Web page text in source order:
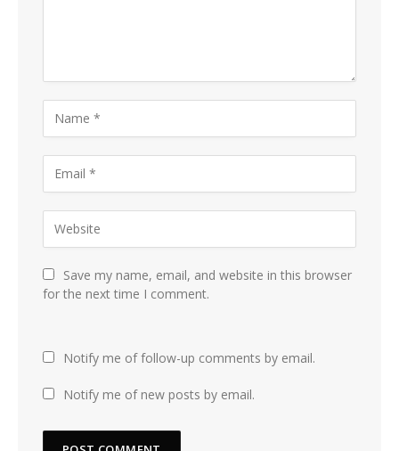
Save my name, email, and website in this browser
for the next time I comment.
Notify me of follow-up comments by email.
Notify me of new posts by email.